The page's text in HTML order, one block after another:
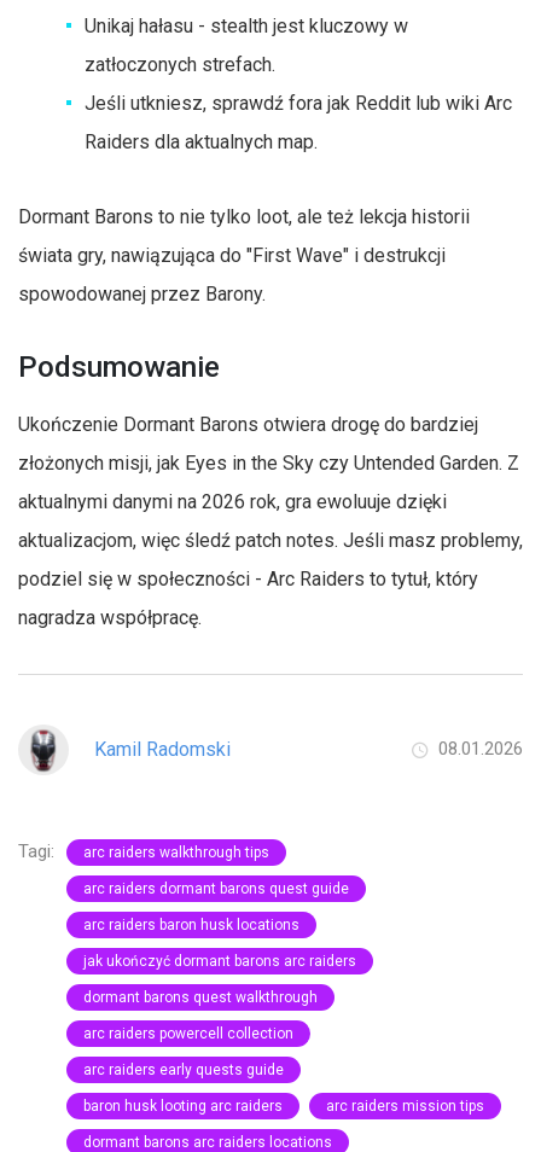
Unikaj hałasu - stealth jest kluczowy w
zatłoczonych strefach.
Jeśli utkniesz, sprawdź fora jak Reddit lub wiki Arc
Raiders dla aktualnych map.
Dormant Barons to nie tylko loot, ale też lekcja historii
świata gry, nawiązująca do "First Wave" i destrukcji
spowodowanej przez Barony.
Podsumowanie
Ukończenie Dormant Barons otwiera drogę do bardziej
złożonych misji, jak Eyes in the Sky czy Untended Garden. Z
aktualnymi danymi na 2026 rok, gra ewoluuje dzięki
aktualizacjom, więc śledź patch notes. Jeśli masz problemy,
podziel się w społeczności - Arc Raiders to tytuł, który
nagradza współpracę.
Kamil Radomski 08.01.2026
Tagi: arc raiders walkthrough tips
arc raiders dormant barons quest guide
arc raiders baron husk locations
jak ukończyć dormant barons arc raiders
dormant barons quest walkthrough
arc raiders powercell collection
arc raiders early quests guide
baron husk looting arc raiders arc raiders mission tips
dormant barons arc raiders locations